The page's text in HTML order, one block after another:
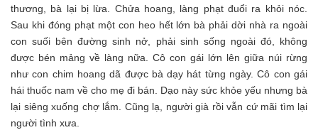
thương, bà lại bị lừa. Chửa hoang, làng phạt đuổi ra khỏi nóc.
Sau khi đóng phạt một con heo hết lớn bà phải dời nhà ra ngoài
con suối bên đường sinh nở, phải sinh sống ngoài đó, không
được bén mảng về làng nữa. Cô con gái lớn lên giữa núi rừng
như con chim hoang dã được bà dạy hát từng ngày. Cô con gái
hái thuốc nam về cho mẹ đi bán. Dạo này sức khỏe yếu nhưng bà
lại siêng xuống chợ lắm. Cũng lạ, người già rồi vẫn cứ mãi tìm lại
người tình xưa.